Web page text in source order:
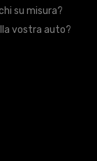
su misura?
vostra auto?